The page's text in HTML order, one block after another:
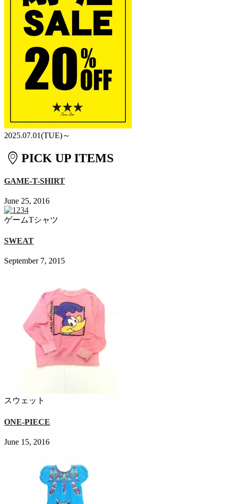
2025.07.01(TUE)～
PICK UP ITEMS
GAME-T-SHIRT
June 25, 2016
ゲームTシャツ
SWEAT
September 7, 2015
スウェット
ONE-PIECE
June 15, 2016